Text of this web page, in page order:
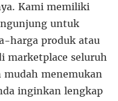
Kami memiliki
untuk
harga produk atau
marketplace seluruh
mudah menemukan
inginkan lengkap